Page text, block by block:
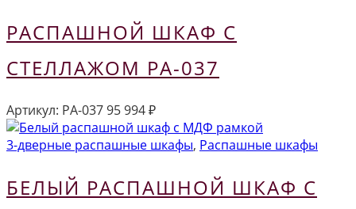
РАСПАШНОЙ ШКАФ С
СТЕЛЛАЖОМ РА-037
Артикул: РА-03795 994₽
3-дверные распашные шкафы, Распашные шкафы
БЕЛЫЙ РАСПАШНОЙ ШКАФ С